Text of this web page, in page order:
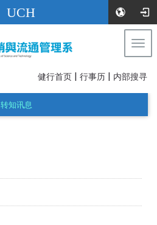
UCH
健行首页 | 行事历 | 内部搜寻
转知讯息